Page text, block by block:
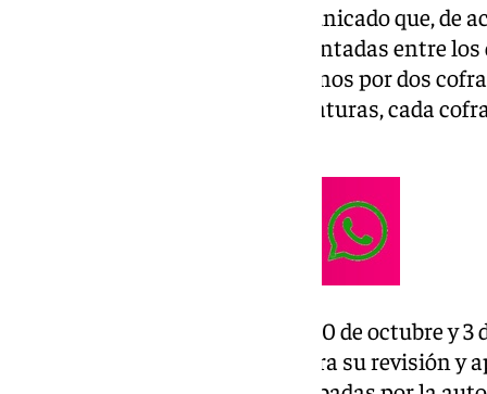
De esta forma, indican en comunicado que, de
candidaturas deberán ser presentadas entre
cada una de ellas avalada al menos por dos
que se presenten varias candidaturas, cada
Posteriormente, entre los días 30 de octubre y
serán remitidas al Obispado para su revisión y